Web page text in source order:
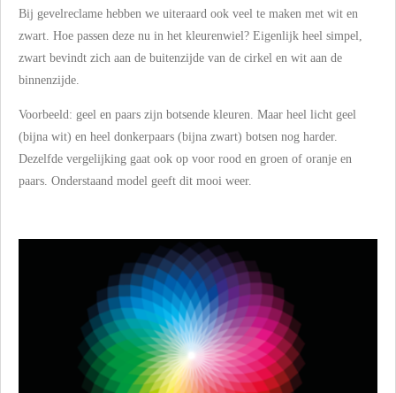
Bij gevelreclame hebben we uiteraard ook veel te maken met wit en
zwart. Hoe passen deze nu in het kleurenwiel? Eigenlijk heel simpel,
zwart bevindt zich aan de buitenzijde van de cirkel en wit aan de
binnenzijde.
Voorbeeld: geel en paars zijn botsende kleuren. Maar heel licht geel
(bijna wit) en heel donkerpaars (bijna zwart) botsen nog harder.
Dezelfde vergelijking gaat ook op voor rood en groen of oranje en
paars. Onderstaand model geeft dit mooi weer.